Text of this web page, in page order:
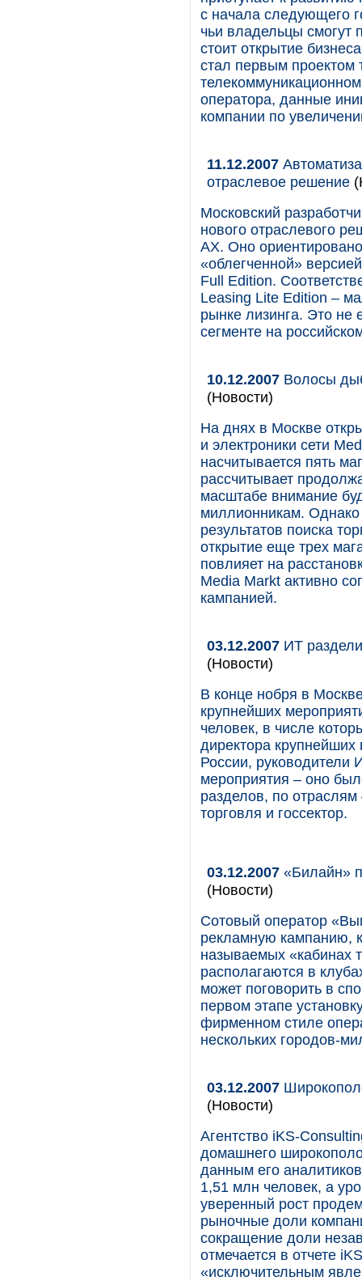
с начала следующего
чьи владельцы смогут
стоит открытие
стал первым проектом
оператора, данные
компании по
11.12.2007
отраслевое решение
Московский
нового отраслевого
AX. Оно
«облегченной»
Full Edition.
Leasing Lite Edition –
рынке лизинга. Это не
сегменте на
10.12.2007 Волосы
(Новости)
На днях в Москве
и электроники сети
насчитывается пять
рассчитывает
масштабе внимание
миллионникам. Однако
результатов поиска
открытие еще трех
повлияет на
Media Markt активно
кампанией.
03.12.2007 ИТ
(Новости)
В конце нобря в
крупнейших
человек, в числе
директора крупнейших
России, руководители
мероприятия – оно
разделов, по
торговля и госсектор.
03.12.2007 «Билайн»
(Новости)
Сотовый оператор
рекламную кампанию,
называемых «кабинах
располагаются в
может поговорить в
первом этапе
фирменном стиле
нескольких городов-
03.12.2007
(Новости)
Агентство iKS-
домашнего
данным его
1,51 млн человек, а
уверенный рост
рыночные доли
сокращение доли
отмечается в отчете
«исключительным